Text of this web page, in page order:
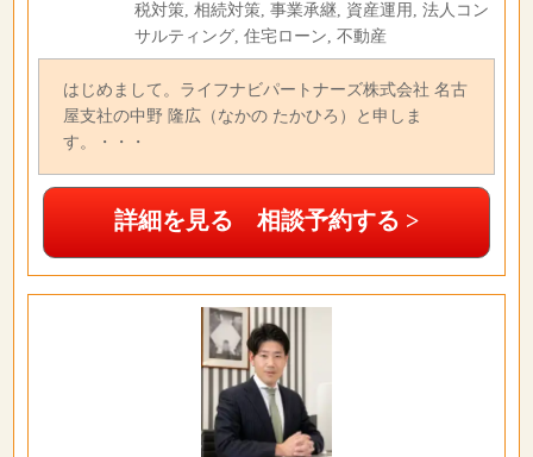
税対策, 相続対策, 事業承継, 資産運用, 法人コン
サルティング, 住宅ローン, 不動産
はじめまして。ライフナビパートナーズ株式会社 名古
屋支社の中野 隆広（なかの たかひろ）と申しま
す。・・・
詳細を見る 相談予約する >